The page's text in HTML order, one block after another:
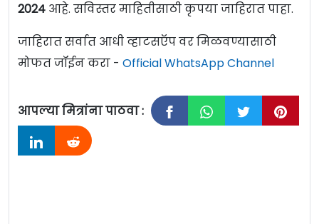
2024 आहे. सविस्तर माहितीसाठी कृपया जाहिरात पाहा.
जाहिरात सर्वात आधी व्हाटसऍप वर मिळवण्यासाठी
मोफत जॉईन करा - Official WhatsApp Channel
आपल्या मित्रांना पाठवा :